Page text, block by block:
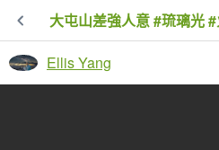
Ellis Yang